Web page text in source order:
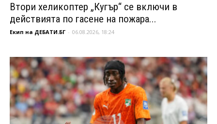
Втори хеликоптер „Кугър“ се включи в
действията по гасене на пожара...
Екип на ДЕБАТИ.БГ - 06.08.2026, 18:24